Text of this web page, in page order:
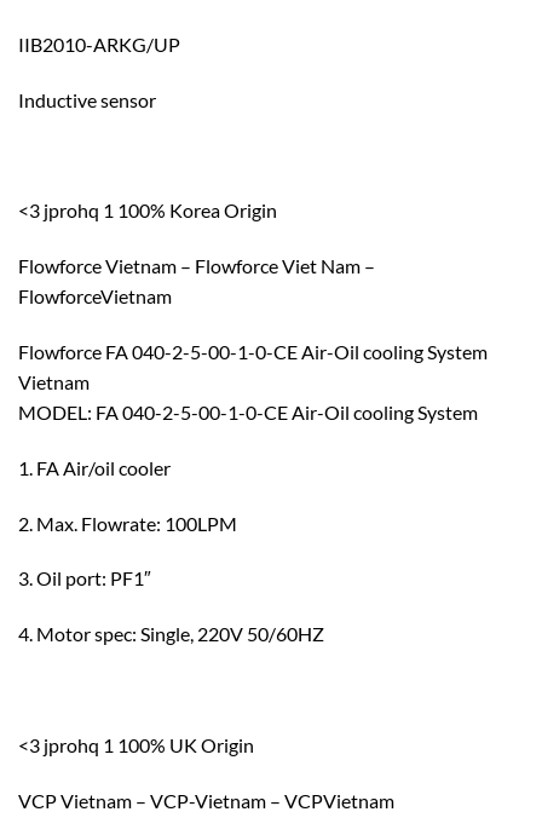
IIB2010-ARKG/UP
Inductive sensor
<3 jprohq 1 100% Korea Origin
Flowforce Vietnam – Flowforce Viet Nam –
FlowforceVietnam
Flowforce FA 040-2-5-00-1-0-CE Air-Oil cooling System
Vietnam
MODEL: FA 040-2-5-00-1-0-CE Air-Oil cooling System
1. FA Air/oil cooler
2. Max. Flowrate: 100LPM
3. Oil port: PF1″
4. Motor spec: Single, 220V 50/60HZ
<3 jprohq 1 100% UK Origin
VCP Vietnam – VCP-Vietnam – VCPVietnam